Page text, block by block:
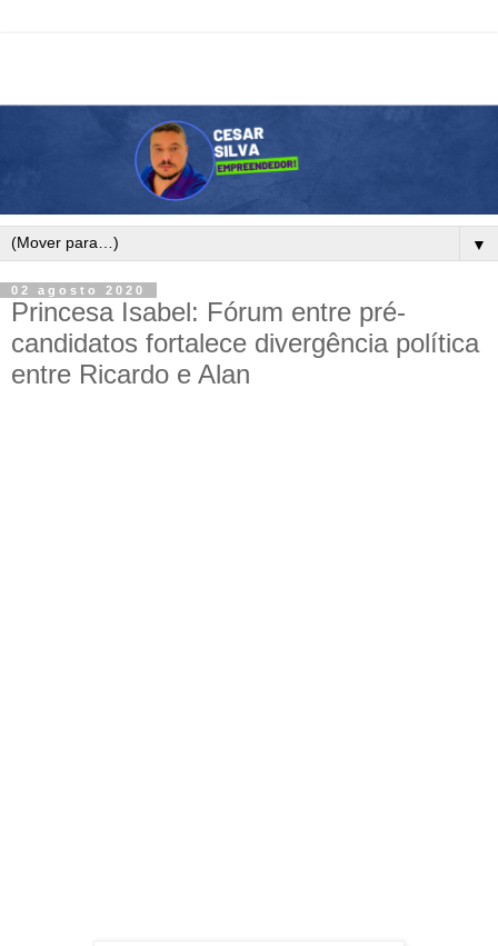
▼
02 agosto 2020
Princesa Isabel: Fórum entre pré-
candidatos fortalece divergência política
entre Ricardo e Alan